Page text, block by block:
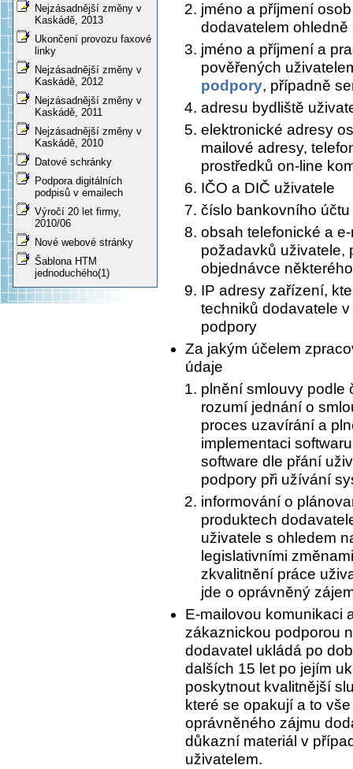
Nejzásadnější změny v
Kaskádě, 2013
Ukončení provozu faxové
linky
Nejzásadnější změny v
Kaskádě, 2012
Nejzásadnější změny v
Kaskádě, 2011
Nejzásadnější změny v
Kaskádě, 2010
Datové schránky
Podpora digitálních
podpisů v emailech
Výročí 20 let firmy,
2010/06
Nové webové stránky
Šablona HTM
jednoduchého(1)
jméno a příjmení
dodavatelem
jméno a příjmení a
pověřených
podpory, případně
adresu bydliště
elektronické adresy
mailové adresy,
prostředků on-line
IČO a DIČ uživatele
číslo bankovního
obsah telefonické a
požadavků uživatele,
objednávce
IP adresy zařízení,
techniků dodavatele
podpory
Za jakým účelem
údaje
plnění smlouvy podle
rozumí jednání o
proces uzavírání a
implementaci
software dle přání
podpory při užívání
informování o
produktech
uživatele s ohledem
legislativními
zkvalitnění práce
jde o oprávněný
E-mailovou komunikaci
zákaznickou podporou
dodavatel ukládá po
dalších 15 let po jejím
poskytnout kvalitnější
které se opakují a to
oprávněného zájmu
důkazní materiál v
uživatelem.